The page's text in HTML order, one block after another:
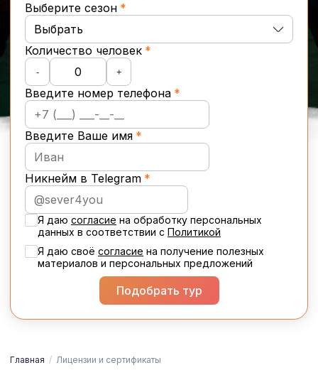
Выберите сезон
Выбрать
Осень
Зима
Весна
Лето
Новогодние туры
Количество человек
- +
Введите номер телефона
Введите Ваше имя
Никнейм в Telegram
Я даю согласие на обработку персональных
данных в соответствии с Политикой
Я даю своё cогласие на получение полезных
материалов и персональных предложений
Подобрать тур
Главная / Лицензии и сертификаты